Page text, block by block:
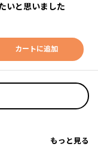
いと思いました
カートに追加
もっと見る